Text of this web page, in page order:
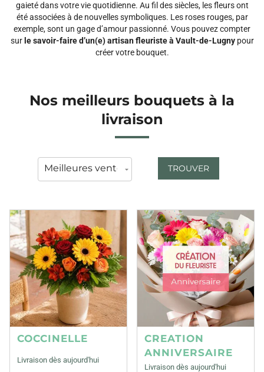
gaieté dans votre vie quotidienne. Au fil des siècles, les fleurs ont
été associées à de nouvelles symboliques. Les roses rouges, par
exemple, sont un gage d’amour passionné. Vous pouvez compter
sur le savoir-faire d’un(e) artisan fleuriste à Vault-de-Lugnypour
créer votre bouquet.
Nos meilleurs bouquets à la
livraison
TROUVER
COCCINELLE
Livraison dès aujourd'hui
CREATION
ANNIVERSAIRE
Livraison dès aujourd'hui